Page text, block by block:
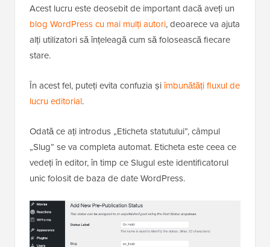
Acest lucru este deosebit de important dacă aveți un
blog WordPress cu mai mulți autori, deoarece va ajuta
alți utilizatori să înțeleagă cum să folosească fiecare
stare.
În acest fel, puteți evita confuzia șiîmbunătăți fluxul de
lucru editorial.
Odată ce ați introdus „Eticheta statutului”, câmpul
„Slug” se va completa automat. Eticheta este ceea ce
vedeți în editor, în timp ce Slugul este identificatorul
unic folosit de baza de date WordPress.